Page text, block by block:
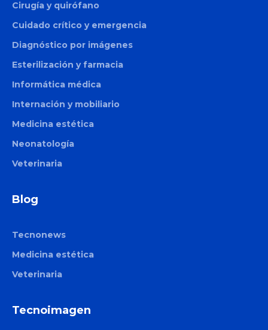
Cirugía y quirófano
Cuidado crítico y emergencia
Diagnóstico por imágenes
Esterilización y farmacia
Informática médica
Internación y mobiliario
Medicina estética
Neonatología
Veterinaria
Blog
Tecnonews
Medicina estética
Veterinaria
Tecnoimagen